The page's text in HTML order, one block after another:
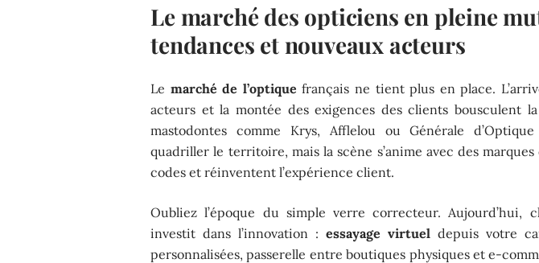
Le marché des opticiens en pleine
tendances et nouveaux acteurs
Le marché de l’optique français ne tient plus en place.
acteurs et la montée des exigences des clients bousculent
mastodontes comme Krys, Afflelou ou Générale
quadriller le territoire, mais la scène s’anime avec des
codes et réinventent l’expérience client.
Oubliez l’époque du simple verre correcteur. Aujourd’hui,
investit dans l’innovation :essayage virtueldepuis votre
personnalisées, passerelle entre boutiques physiques et e-